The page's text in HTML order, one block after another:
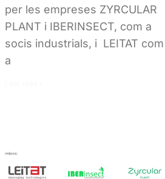
per les empreses ZYRCULAR
PLANT i IBERINSECT, com a
socis industrials, i LEITAT com
a